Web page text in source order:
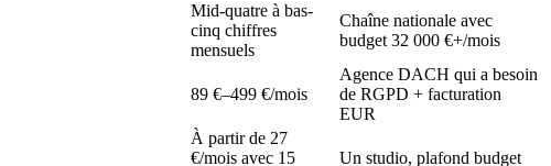
Mid-quatre à bas-
cinq chiffres
mensuels
Chaîne nationale avec
budget 32 000 €+/mois
89 €–499 €/mois
Agence DACH qui a besoin
de RGPD + facturation
EUR
À partir de 27
€/mois avec 15
Un studio, plafond budget